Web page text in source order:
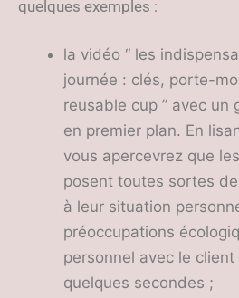
quelques exemples :
la vidéo “ les
journée : clés, porte-
reusable cup ” avec un
en premier plan. En
vous apercevrez que
posent toutes sortes
à leur situation
préoccupations
personnel avec le
quelques secondes ;